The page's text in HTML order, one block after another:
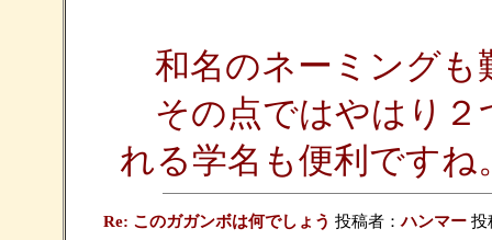
和名のネーミングも
その点ではやはり２
れる学名も便利ですね
Re: このガガンボは何でしょう 投稿者：ハンマー投